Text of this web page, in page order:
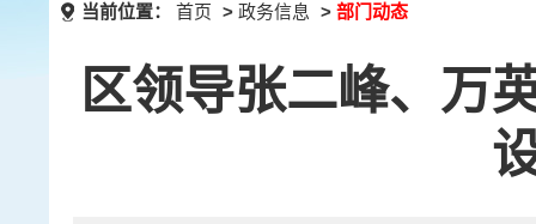
当前位置： 首页 > 政务信息 > 部门动态
区领导张二峰、万